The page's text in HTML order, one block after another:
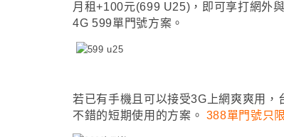
月租+100元(699 U25)，即可享打網外
4G 599單門號方案 。
若已有手機且可以接受3G上網爽爽用 ，
不錯的短期使用的方案 。 388單門號只